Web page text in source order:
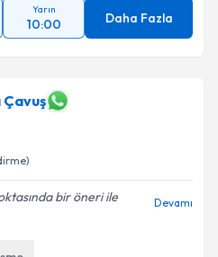
Yarın
10:00 Daha Fazla
Çavuş
bir öneri ile